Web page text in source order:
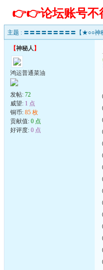
👉👉论坛账号不
主题 : 〓〓〓〓〓〓〓〓〓【★○○神
【神秘人 】
鸿运普通菜油
发帖: 72
威望: 1 点
铜币: 85 枚
贡献值: 0 点
好评度: 0 点